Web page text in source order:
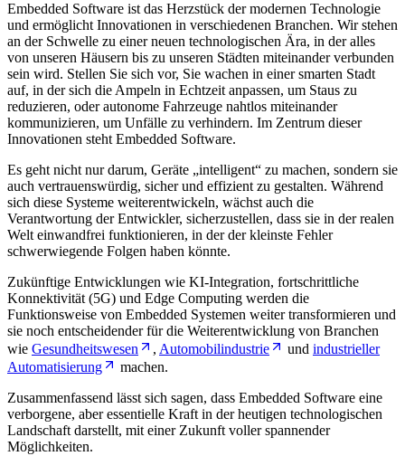
Embedded Software ist das Herzstück der modernen Technologie
und ermöglicht Innovationen in verschiedenen Branchen. Wir stehen
an der Schwelle zu einer neuen technologischen Ära, in der alles
von unseren Häusern bis zu unseren Städten miteinander verbunden
sein wird. Stellen Sie sich vor, Sie wachen in einer smarten Stadt
auf, in der sich die Ampeln in Echtzeit anpassen, um Staus zu
reduzieren, oder autonome Fahrzeuge nahtlos miteinander
kommunizieren, um Unfälle zu verhindern. Im Zentrum dieser
Innovationen steht Embedded Software.
Es geht nicht nur darum, Geräte „intelligent“ zu machen, sondern sie
auch vertrauenswürdig, sicher und effizient zu gestalten. Während
sich diese Systeme weiterentwickeln, wächst auch die
Verantwortung der Entwickler, sicherzustellen, dass sie in der realen
Welt einwandfrei funktionieren, in der der kleinste Fehler
schwerwiegende Folgen haben könnte.
Zukünftige Entwicklungen wie KI-Integration, fortschrittliche
Konnektivität (5G) und Edge Computing werden die
Funktionsweise von Embedded Systemen weiter transformieren und
sie noch entscheidender für die Weiterentwicklung von Branchen
wie Gesundheitswesen , Automobilindustrie und industrieller
Automatisierung
machen.
Zusammenfassend lässt sich sagen, dass Embedded Software eine
verborgene, aber essentielle Kraft in der heutigen technologischen
Landschaft darstellt, mit einer Zukunft voller spannender
Möglichkeiten.